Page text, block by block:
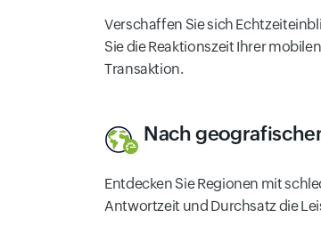
Verschaffen Sie sich
Sie die Reaktionszeit Ihrer
Transaktion.
Nach
Entdecken Sie Regionen mit
Antwortzeit und Durchsatz die